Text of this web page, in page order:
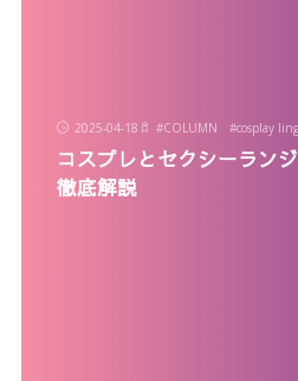
2025-04-18 #COLUMN #cosplay
コスプレとセクシーラン
徹底解説